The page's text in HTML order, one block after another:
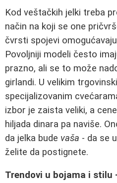
Kod veštačkih jelki treba
način na koji se one
čvrsti spojevi
Povoljniji modeli često
prazno, ali se to može
girlandi. U velikim
specijalizovanim
izbor je zaista veliki, a
hiljada dinara pa naviše.
da jelka bude vaša - da se
želite da postignete.
Trendovi u bojama i stilu